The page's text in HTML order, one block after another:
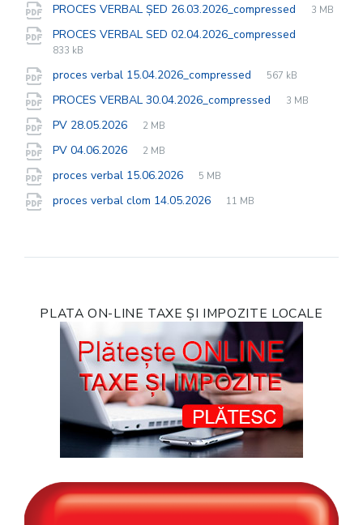
PROCES VERBAL ȘED 26.03.2026_compressed
File
pdf
File
3 MB
PROCES VERBAL SED 02.04.2026_compressed
833 kB
proces verbal 15.04.2026_compressed
File
pdf
File
567 kB
PROCES VERBAL 30.04.2026_compressed
File
pdf
File
3 MB
PV 28.05.2026
File
pdf
File
2 MB
PV 04.06.2026
File
pdf
File
2 MB
proces verbal 15.06.2026
File
pdf
File
5 MB
proces verbal clom 14.05.2026
File
pdf
File
11 MB
PLATA ON-LINE TAXE ȘI IMPOZITE LOCALE